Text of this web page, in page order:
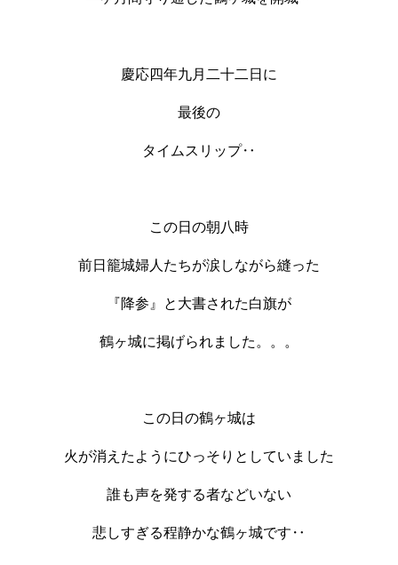
慶応四年九月二十二日に
最後の
タイムスリップ‥
この日の朝八時
前日籠城婦人たちが涙しながら縫った
『降参』と大書された白旗が
鶴ヶ城に掲げられました。。。
この日の鶴ヶ城は
火が消えたようにひっそりとしていました
誰も声を発する者などいない
悲しすぎる程静かな鶴ヶ城です‥